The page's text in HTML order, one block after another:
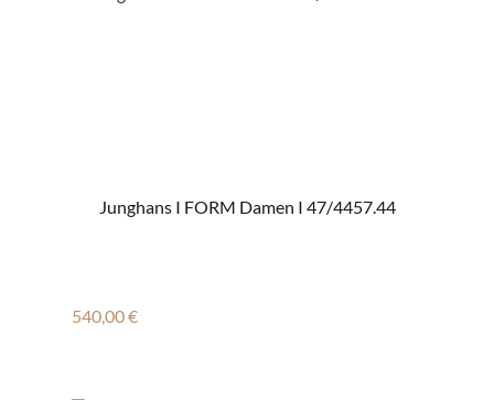
Junghans I FORM Damen I 47/4457.44
Regulärer Preis:
540,00 €